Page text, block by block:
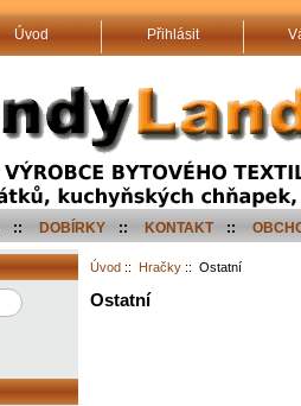
Úvod Přihlásit
:: DOBÍRKY :: KONTAKT ::
Úvod :: Hračky :: Ostatní
Ostatní